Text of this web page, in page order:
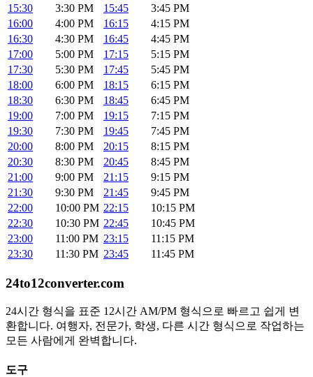
15:30
3:30 PM 15:45
3:45 PM
16:00
4:00 PM 16:15
4:15 PM
16:30
4:30 PM 16:45
4:45 PM
17:00
5:00 PM 17:15
5:15 PM
17:30
5:30 PM 17:45
5:45 PM
18:00
6:00 PM 18:15
6:15 PM
18:30
6:30 PM 18:45
6:45 PM
19:00
7:00 PM 19:15
7:15 PM
19:30
7:30 PM 19:45
7:45 PM
20:00
8:00 PM 20:15
8:15 PM
20:30
8:30 PM 20:45
8:45 PM
21:00
9:00 PM 21:15
9:15 PM
21:30
9:30 PM 21:45
9:45 PM
22:00
10:00 PM 22:15
10:15 PM
22:30
10:30 PM 22:45
10:45 PM
23:00
11:00 PM 23:15
11:15 PM
23:30
11:30 PM 23:45 11:45 PM
24to12converter.com
24시간 형식을 표준 12시간 AM/PM 형식으로 빠르고 쉽게 변
환합니다. 여행자, 전문가, 학생, 다른 시간 형식으로 작업하는
모든 사람에게 완벽합니다.
도구